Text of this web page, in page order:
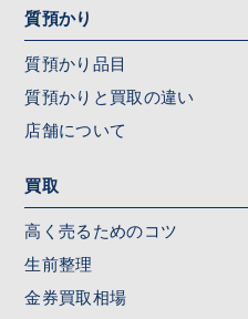
質預かり
質預かり品目
質預かりと買取の違い
店舗について
買取
高く売るためのコツ
生前整理
金券買取相場